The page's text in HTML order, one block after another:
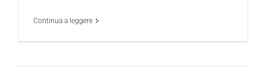
Continua a leggere